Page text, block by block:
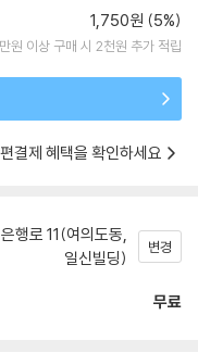
1,750원 (5%)
원 이상 구매 시 2천원 추가 적립
결제 혜택을 확인하세요
행로 11(여의도동,
일신빌딩)
변경
무료